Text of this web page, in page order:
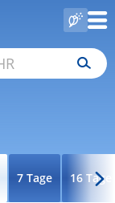
7 Tage 16 Tage